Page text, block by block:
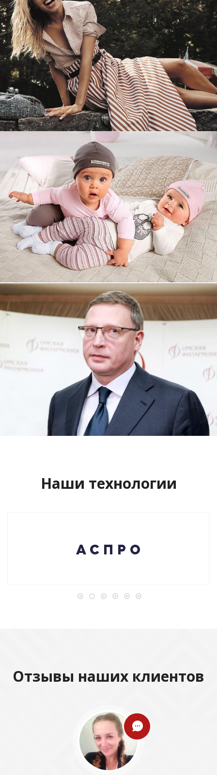
Имиджевый сайт для сети магазинов
Soho Project
Смотреть проект
Увеличили выручку интернет-
магазину topdatop.ru на 25%!
Смотреть проект
Сайт кандидата в губернаторы
Буркова Александра Леонидовича
Смотреть проект
Наши технологии
Отзывы наших клиентов